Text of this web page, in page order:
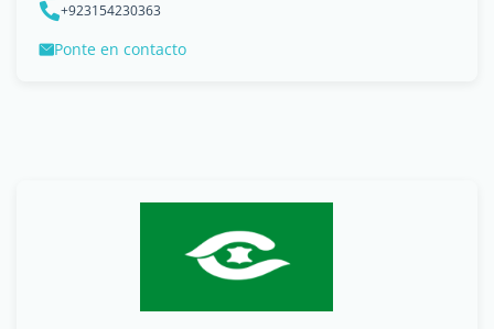
+923154230363
Ponte en contacto